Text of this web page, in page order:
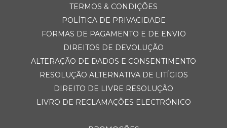
TERMOS & CONDIÇÕES
POLÍTICA DE PRIVACIDADE
FORMAS DE PAGAMENTO E DE ENVIO
DIREITOS DE DEVOLUÇÃO
ALTERAÇÃO DE DADOS E CONSENTIMENTO
RESOLUÇÃO ALTERNATIVA DE LITÍGIOS
DIREITO DE LIVRE RESOLUÇÃO
LIVRO DE RECLAMAÇÕES ELECTRÓNICO